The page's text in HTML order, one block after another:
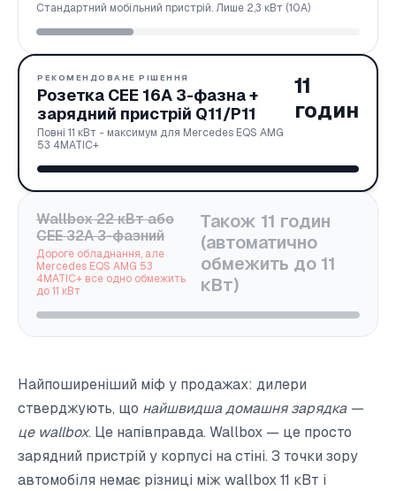
Стандартний мобільний пристрій. Лише 2,3 кВт (10А)
РЕКОМЕНДОВАНЕ РІШЕННЯ
Розетка CEE 16A 3-фазна +
зарядний пристрій Q11/P11
Повні 11 кВт - максимум для Mercedes EQS AMG
53 4MATIC+
11
годин
Wallbox 22 кВт або
CEE 32A 3-фазний
Дороге обладнання, але
Mercedes EQS AMG 53
4MATIC+ все одно обмежить
до 11 кВт
Також 11 годин
(автоматично
обмежить до 11
кВт)
Найпоширеніший міф у продажах: дилери
стверджують, що найшвидша домашня зарядка —
це wallbox. Це напівправда. Wallbox — це просто
зарядний пристрій у корпусі на стіні. З точки зору
автомобіля немає різниці між wallbox 11 кВт і